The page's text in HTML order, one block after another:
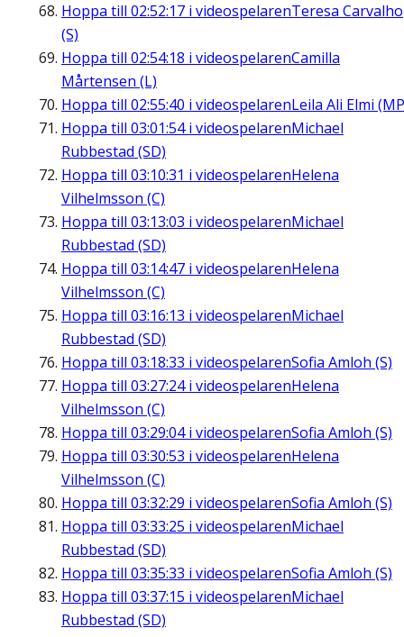
Hoppa till 02:52:17 i videospelarenTeresa Carvalho
(S)
Hoppa till 02:54:18 i videospelarenCamilla
Mårtensen (L)
Hoppa till 02:55:40 i videospelarenLeila Ali Elmi
Hoppa till 03:01:54i videospelarenMichael
Rubbestad (SD)
Hoppa till 03:10:31 i videospelarenHelena
Vilhelmsson (C)
Hoppa till 03:13:03 i videospelarenMichael
Rubbestad (SD)
Hoppa till 03:14:47 i videospelarenHelena
Vilhelmsson (C)
Hoppa till 03:16:13 i videospelarenMichael
Rubbestad (SD)
Hoppa till 03:18:33 i videospelarenSofia Amloh (S)
Hoppa till 03:27:24i videospelarenHelena
Vilhelmsson (C)
Hoppa till 03:29:04i videospelarenSofia Amloh (S)
Hoppa till 03:30:53 i videospelarenHelena
Vilhelmsson (C)
Hoppa till 03:32:29 i videospelarenSofia Amloh (S)
Hoppa till 03:33:25 i videospelarenMichael
Rubbestad (SD)
Hoppa till 03:35:33 i videospelarenSofia Amloh (S)
Hoppa till 03:37:15 i videospelarenMichael
Rubbestad (SD)